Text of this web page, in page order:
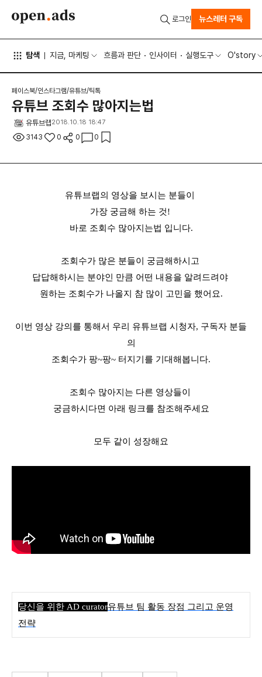
탐색 지금, 마케팅 흐름과 판단 인사이터 실행도구 O'story
로그인 뉴스레터 구독
페이스북/인스타그램/유튜브/틱톡
유튜브 조회수 많아지는법
유튜브랩2018.10.18 18:47
3143 0 0 0
유튜브랩의 영상을 보시는 분들이
가장 궁금해 하는 것!
바로 조회수 많아지는법 입니다.
조회수가 많은 분들이 궁금해하시고
답답해하시는 분야인 만큼 어떤 내용을 알려드려야
원하는 조회수가 나올지 참 많이 고민을 했어요.
이번 영상 강의를 통해서 우리 유튜브랩 시청자, 구독자 분들
의
조회수가 팡~팡~ 터지기를 기대해봅니다.
조회수 많아지는 다른 영상들이
궁금하시다면 아래 링크를 참조해주세요
모두 같이 성장해요
당신을 위한 AD curator유튜브 팀 활동 장점 그리고 운영
전략